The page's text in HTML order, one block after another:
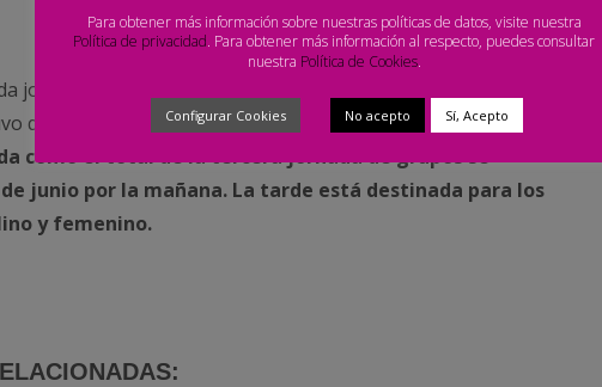
jornada del EBT Finals de este año, en el que gran parte de
que ver aplazada por incidencias climáticas. Tanto lo que
como el total de la tercera jornada de grupos se
junio por la mañana. La tarde está destinada para los
y femenino.
Para obtener más información sobre nuestras políticas de datos, visite nuestra
Política de privacidad. Para obtener más información al respecto, puedes consultar
nuestra Política de Cookies.
Configurar Cookies No acepto Sí, Acepto